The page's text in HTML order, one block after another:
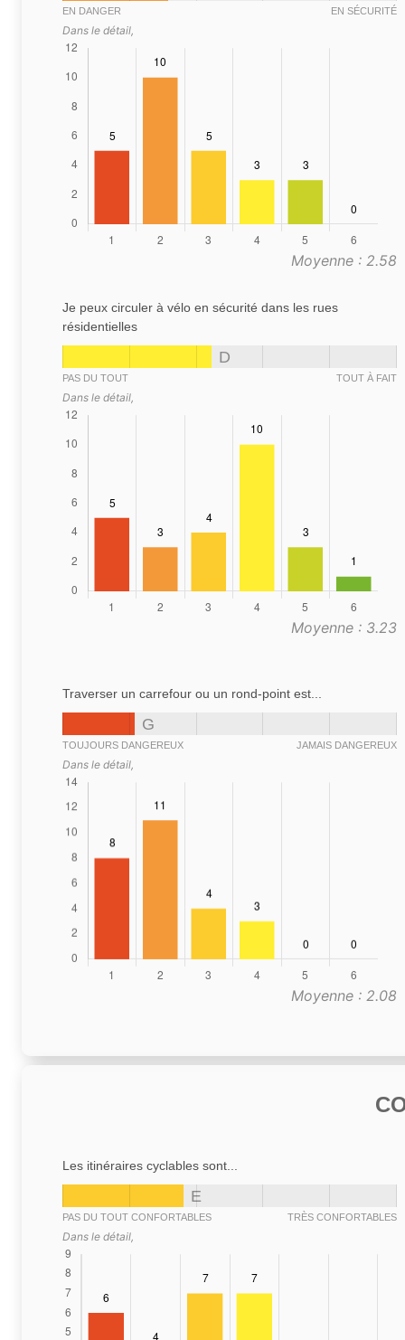
EN DANGER EN SÉCURITÉ
Dans le détail,
Moyenne : 2.58
Je peux circuler à vélo en sécurité dans les rues
résidentielles
D
PAS DU TOUT TOUT À FAIT
Dans le détail,
Moyenne : 3.23
Traverser un carrefour ou un rond-point est...
G
TOUJOURS DANGEREUX JAMAIS DANGEREUX
Dans le détail,
Moyenne : 2.08
Les itinéraires cyclables sont...
E
PAS DU TOUT CONFORTABLES TRÈS CONFORTABLES
Dans le détail,